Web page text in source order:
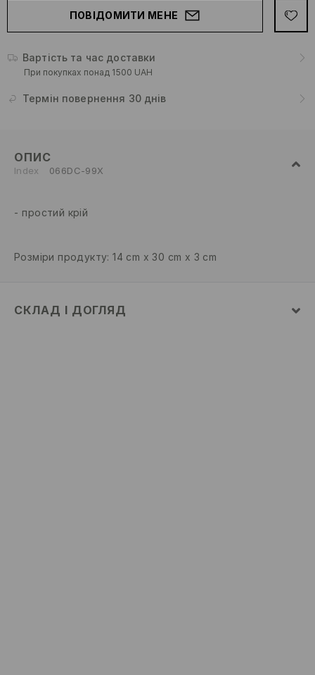
ПОВІДОМИТИ МЕНЕ
Вартість та час доставки
При покупках понад 1500 UAH
Термін повернення 30 днів
ОПИС
Index 066DC-99X
простий крій
Розміри продукту: 14 cm x 30 cm x 3 cm
СКЛАД І ДОГЛЯД